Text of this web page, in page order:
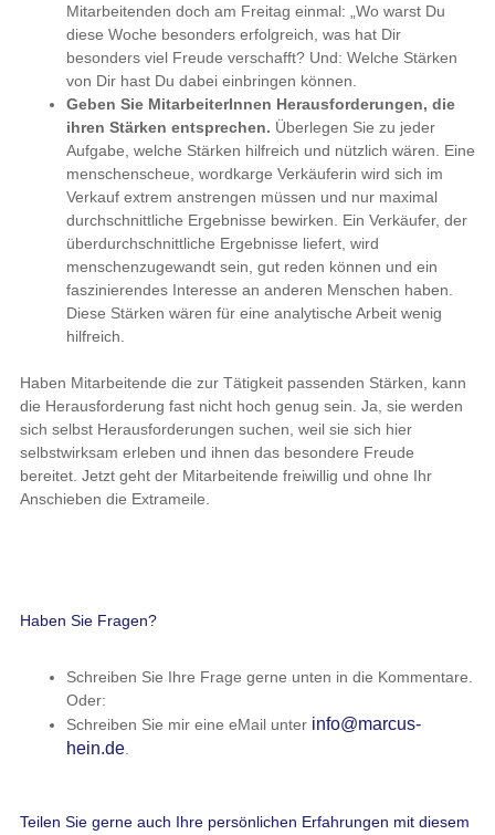
Mitarbeitenden doch am Freitag einmal: „Wo warst Du
diese Woche besonders erfolgreich, was hat Dir
besonders viel Freude verschafft? Und: Welche Stärken
von Dir hast Du dabei einbringen können.
Geben Sie MitarbeiterInnen Herausforderungen, die
ihren Stärken entsprechen. Überlegen Sie zu jeder
Aufgabe, welche Stärken hilfreich und nützlich wären. Eine
menschenscheue, wordkarge Verkäuferin wird sich im
Verkauf extrem anstrengen müssen und nur maximal
durchschnittliche Ergebnisse bewirken. Ein Verkäufer, der
überdurchschnittliche Ergebnisse liefert, wird
menschenzugewandt sein, gut reden können und ein
faszinierendes Interesse an anderen Menschen haben.
Diese Stärken wären für eine analytische Arbeit wenig
hilfreich.
Haben Mitarbeitende die zur Tätigkeit passenden Stärken, kann
die Herausforderung fast nicht hoch genug sein. Ja, sie werden
sich selbst Herausforderungen suchen, weil sie sich hier
selbstwirksam erleben und ihnen das besondere Freude
bereitet. Jetzt geht der Mitarbeitende freiwillig und ohne Ihr
Anschieben die Extrameile.
Haben Sie Fragen?
Schreiben Sie Ihre Frage gerne unten in die Kommentare.
Oder:
Schreiben Sie mir eine eMail unter info@marcus-
hein.de.
Teilen Sie gerne auch Ihre persönlichen Erfahrungen mit diesem